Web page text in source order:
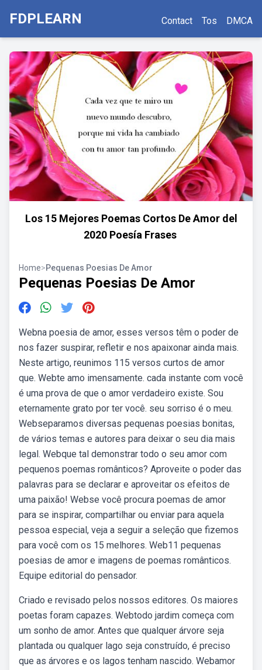
FDPLEARN Contact Tos DMCA
Los 15 Mejores Poemas Cortos De Amor del
2020 ️Poesía Frases ️
Home>Pequenas Poesias De Amor
Pequenas Poesias De Amor
Webna poesia de amor, esses versos têm o poder de
nos fazer suspirar, refletir e nos apaixonar ainda mais.
Neste artigo, reunimos 115 versos curtos de amor
que. Webte amo imensamente. cada instante com você
é uma prova de que o amor verdadeiro existe. Sou
eternamente grato por ter você. seu sorriso é o meu.
Webseparamos diversas pequenas poesias bonitas,
de vários temas e autores para deixar o seu dia mais
legal. Webque tal demonstrar todo o seu amor com
pequenos poemas românticos? Aproveite o poder das
palavras para se declarar e aproveitar os efeitos de
uma paixão! Webse você procura poemas de amor
para se inspirar, compartilhar ou enviar para aquela
pessoa especial, veja a seguir a seleção que fizemos
para você com os 15 melhores. Web11 pequenas
poesias de amor e imagens de poemas românticos.
Equipe editorial do pensador.
Criado e revisado pelos nossos editores. Os maiores
poetas foram capazes. Webtodo jardim começa com
um sonho de amor. Antes que qualquer árvore seja
plantada ou qualquer lago seja construído, é preciso
que as árvores e os lagos tenham nascido. Webamor